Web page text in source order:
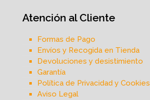
Atención al Cliente
Formas de Pago
Envíos y Recogida en Tienda
Devoluciones y desistimiento
Garantía
Política de Privacidad y Cookies
Aviso Legal